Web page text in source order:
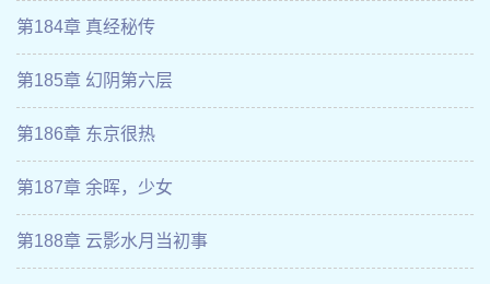
第184章 真经秘传
第185章 幻阴第六层
第186章 东京很热
第187章 余晖，少女
第188章 云影水月当初事